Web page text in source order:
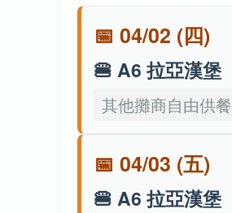
📅 04/02 (四)
🍔 A6 拉亞漢堡
其他攤商自由供餐
📅 04/03 (五)
🍔 A6 拉亞漢堡